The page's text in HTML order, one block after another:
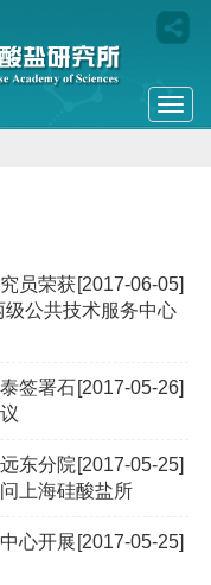
[2017-06-05]
员荣获
级公共技术服务中心
[2017-05-26]
签署石
[2017-05-25]
东分院
上海硅酸盐所
[2017-05-25]
心开展